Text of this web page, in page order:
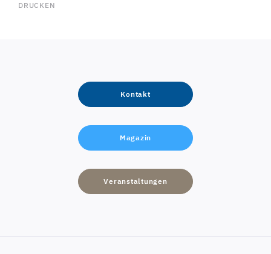
DRUCKEN
Kontakt
Magazin
Veranstaltungen